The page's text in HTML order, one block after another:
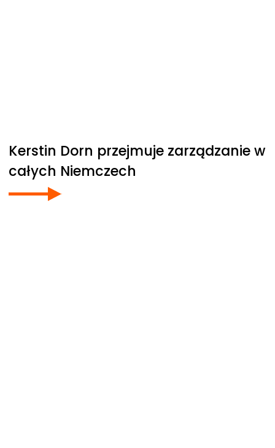
Kerstin Dorn przejmuje zarządzanie w
całych Niemczech